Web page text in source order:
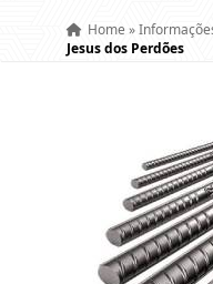
Home »
Jesus dos Perdões